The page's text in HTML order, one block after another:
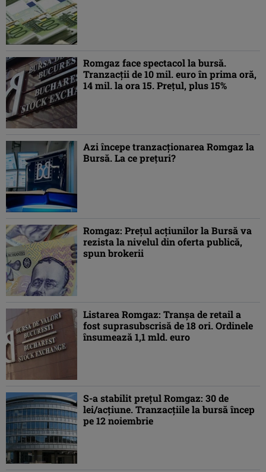
Romgaz face spectacol la bursă.
Tranzacţii de 10 mil. euro în prima oră,
14 mil. la ora 15. Preţul, plus 15%
Azi începe tranzacţionarea Romgaz la
Bursă. La ce preţuri?
Romgaz: Preţul acţiunilor la Bursă va
rezista la nivelul din oferta publică,
spun brokerii
Listarea Romgaz: Tranşa de retail a
fost suprasubscrisă de 18 ori. Ordinele
însumează 1,1 mld. euro
S-a stabilit preţul Romgaz: 30 de
lei/acţiune. Tranzacţiile la bursă încep
pe 12 noiembrie